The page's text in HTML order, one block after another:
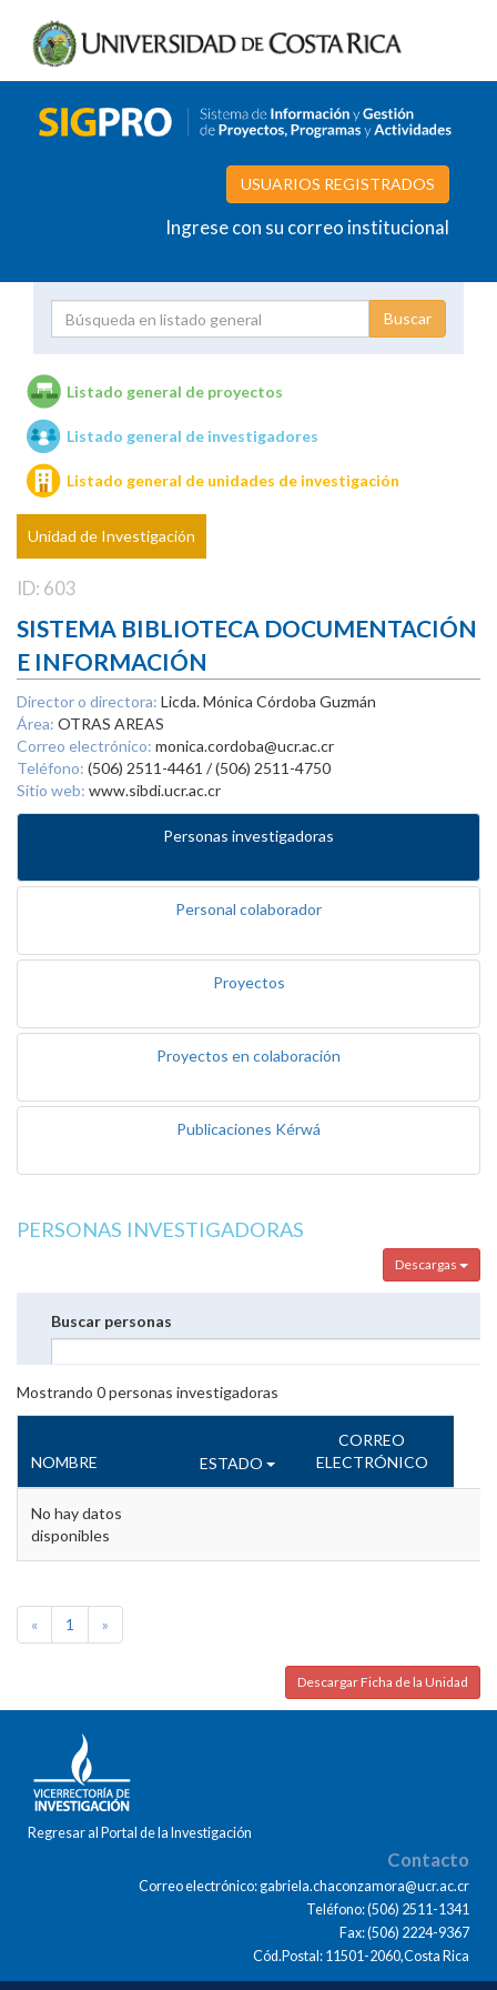
USUARIOS REGISTRADOS
Ingrese con su correo institucional
Unidades de investigación
Listado general de proyectos
Listado general de investigadores
Listado general de unidades de investigación
Unidad de Investigación
ID: 603
SISTEMA BIBLIOTECA DOCUMENTACIÓN
E INFORMACIÓN
Director o directora: Licda. Mónica Córdoba Guzmán
Área: OTRAS AREAS
Correo electrónico: monica.cordoba@ucr.ac.cr
Teléfono: (506) 2511-4461 / (506) 2511-4750
Sitio web: www.sibdi.ucr.ac.cr
Personas investigadoras
Personal colaborador
Proyectos
Proyectos en colaboración
Publicaciones Kérwá
PERSONAS INVESTIGADORAS
Descargas
Buscar personas
Mostrando 0personas investigadoras
NOMBRE ESTADO
CORREO
ELECTRÓNICO
No hay datos
disponibles
« 1 »
Descargar Ficha de la Unidad
Regresar al Portal de la Investigación
Contacto
Correo electrónico: gabriela.chaconzamora@ucr.ac.cr
Teléfono: (506) 2511-1341
Fax: (506) 2224-9367
Cód.Postal: 11501-2060,Costa Rica